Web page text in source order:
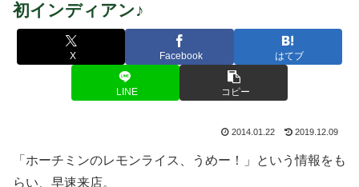
初インディアン♪
X Facebook はてブ
LINE コピー
2014.01.22 2019.12.09
「ホーチミンのレモンライス、うめー！」という情報をも
らい、早速来店。